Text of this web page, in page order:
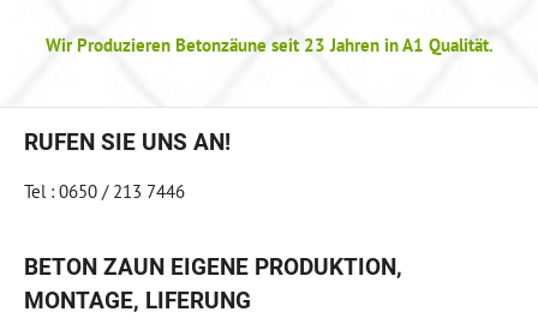
Wir Produzieren Betonzäune seit 23 Jahren in A1 Qualität.
RUFEN SIE UNS AN!
Tel : 0650 / 213 7446
BETON ZAUN EIGENE PRODUKTION,
MONTAGE, LIFERUNG